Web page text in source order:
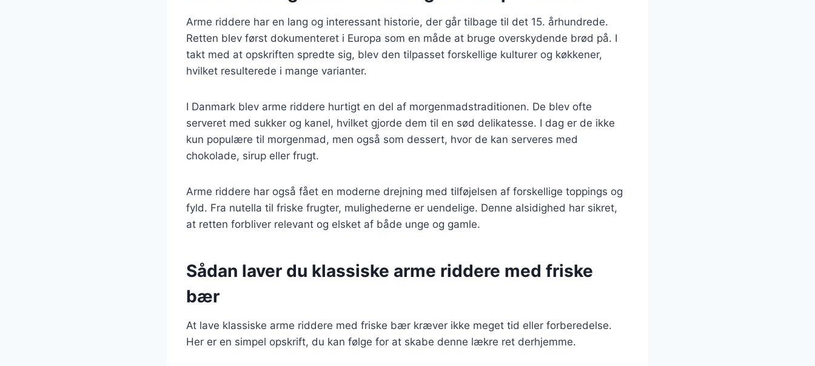
Arme riddere har en lang og interessant historie, der går tilbage til det 15. århundrede.
Retten blev først dokumenteret i Europa som en måde at bruge overskydende brød på. I
takt med at opskriften spredte sig, blev den tilpasset forskellige kulturer og køkkener,
hvilket resulterede i mange varianter.
I Danmark blev arme riddere hurtigt en del af morgenmadstraditionen. De blev ofte
serveret med sukker og kanel, hvilket gjorde dem til en sød delikatesse. I dag er de ikke
kun populære til morgenmad, men også som dessert, hvor de kan serveres med
chokolade, sirup eller frugt.
Arme riddere har også fået en moderne drejning med tilføjelsen af forskellige toppings og
fyld. Fra nutella til friske frugter, mulighederne er uendelige. Denne alsidighed har sikret,
at retten forbliver relevant og elsket af både unge og gamle.
Sådan laver du klassiske arme riddere med friske
bær
At lave klassiske arme riddere med friske bær kræver ikke meget tid eller forberedelse.
Her er en simpel opskrift, du kan følge for at skabe denne lækre ret derhjemme.